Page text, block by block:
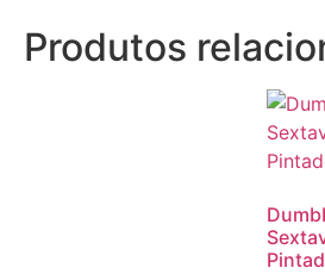
Produtos